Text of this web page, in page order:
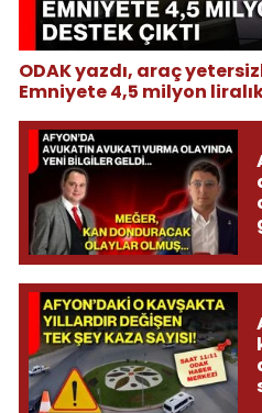
ODAK yazdı, araç
Emniyete 4,5 milyon